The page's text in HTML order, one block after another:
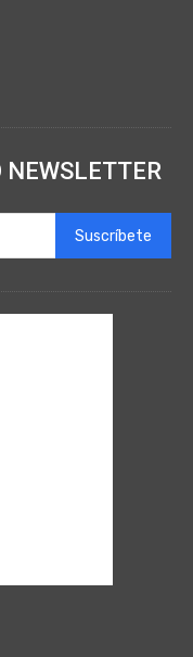
NEWSLETTER
Suscríbete